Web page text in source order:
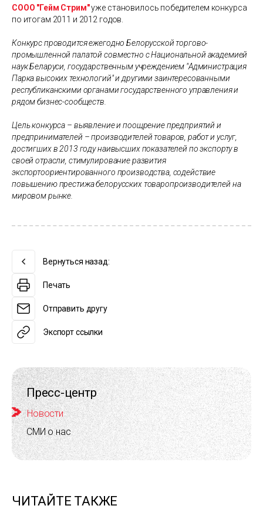
Пресс-центр
Новости
СМИ о нас
ЧИТАЙТЕ ТАКЖЕ
СООО "Гейм Стрим"уже становилось победителем конкурса
по итогам 2011 и 2012 годов.
Конкурс проводится ежегодно Белорусской торгово-
промышленной палатой совместно с Национальной академией
наук Беларуси, государственным учреждением "Администрация
Парка высоких технологий" и другими заинтересованными
республиканскими органами государственного управления и
рядом бизнес-сообществ.
Цель конкурса – выявление и поощрение предприятий и
предпринимателей – производителей товаров, работ и услуг,
достигших в 2013 году наивысших показателей по экспорту в
своей отрасли, стимулирование развития
экспортоориентированного производства, содействие
повышению престижа белорусских товаропроизводителей на
мировом рынке.
Вернуться назад:
Печать
Отправить другу
Экспорт ссылки